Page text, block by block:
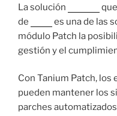
La solución
de
es una de las
módulo Patch la
gestión y el
Con Tanium Patch, los
pueden mantener los
parches